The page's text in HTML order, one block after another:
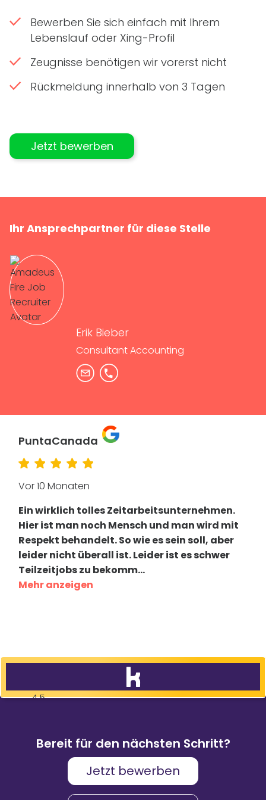
Bewerben Sie sich einfach mit Ihrem
Lebenslauf oder Xing-Profil
Zeugnisse benötigen wir vorerst nicht
Rückmeldung innerhalb von 3 Tagen
Jetzt bewerben
Ihr Ansprechpartner für diese Stelle
Erik Bieber
Consultant Accounting
PuntaCanada
Vor 10 Monaten
Ein wirklich tolles Zeitarbeitsunternehmen.
Hier ist man noch Mensch und man wird mit
Respekt behandelt. So wie es sein soll, aber
leider nicht überall ist. Leider ist es schwer
Teilzeitjobs zu bekomm...
Mehr anzeigen
4,5
Bewertungen
Weiterempfehlungen
Karriere & Gehalt
4,2
Bereit für den nächsten Schritt?
Jetzt bewerben